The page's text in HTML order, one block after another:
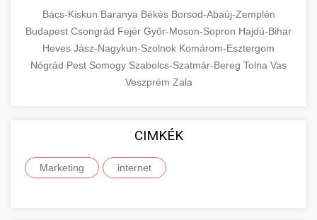
Bács-Kiskun Baranya Békés Borsod-Abaúj-Zemplén
Budapest Csongrád Fejér Győr-Moson-Sopron Hajdú-Bihar
Heves Jász-Nagykun-Szolnok Komárom-Esztergom
Nógrád Pest Somogy Szabolcs-Szatmár-Bereg Tolna Vas
Veszprém Zala
CIMKÉK
Marketing internet